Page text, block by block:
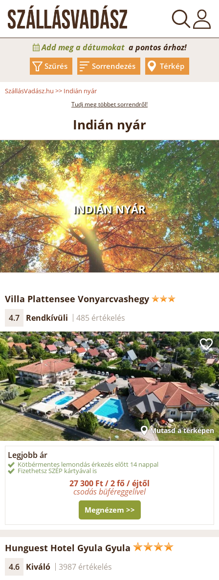
Add meg a dátumokat a pontos árhoz!
Szűrés Sorrendezés Térkép
SzállásVadász.hu >> Indián nyár
Tudj meg többet sorrendről!
Indián nyár
INDIÁN NYÁR
Villa Plattensee Vonyarcvashegy
4.7 Rendkívüli 485 értékelés
Mutasd a térképen
Legjobb ár
Kötbérmentes lemondás érkezés előtt 14 nappal
Fizethetsz SZÉP kártyával is
27 300 Ft / 2 fő / éjtől
csodás büféreggelivel
Megnézem >>
Hunguest Hotel Gyula Gyula
4.6 Kiváló 3987 értékelés